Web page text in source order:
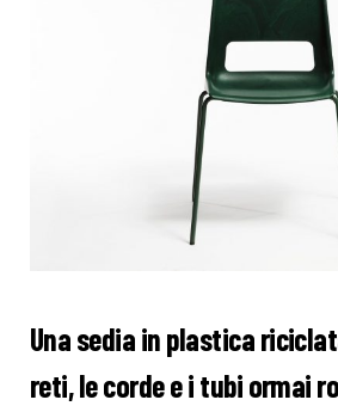
Una sedia in plastica
reti, le corde e i tubi ormai